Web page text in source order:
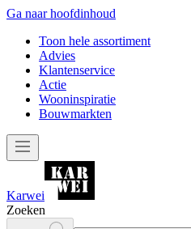
Ga naar hoofdinhoud
Toon hele assortiment
Advies
Klantenservice
Actie
Wooninspiratie
Bouwmarkten
Karwei
Zoeken